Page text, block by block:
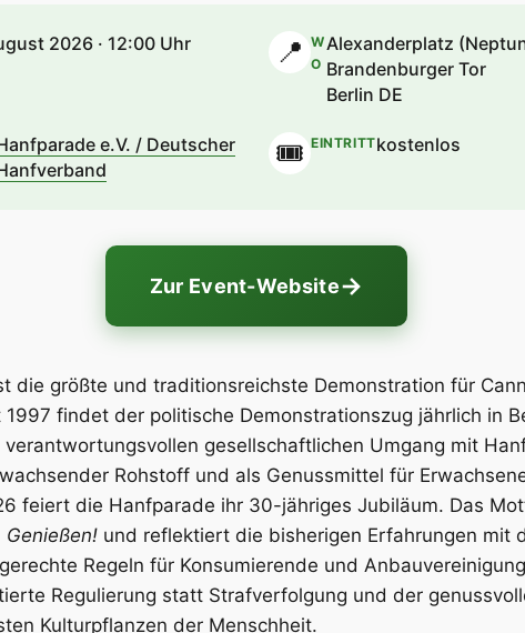
2026 · 12:00 Uhr 📍 W
O
Alexanderplatz
Brandenburger Tor
Berlin DE
e.V. / Deutscher
🎟 EINTRITTkostenlos
Zur Event-Website→
die größte und traditionsreichste Demonstration für
1997 findet der politische Demonstrationszug jährlich in
gesellschaftlichen Umgang mit
Rohstoff und als Genussmittel für
feiert die Hanfparade ihr 30-jähriges Jubiläum. Das
Genießen! und reflektiert die bisherigen Erfahrungen mit
Regeln für Konsumierende und
Regulierung statt Strafverfolgung und der
Kulturpflanzen der Menschheit.